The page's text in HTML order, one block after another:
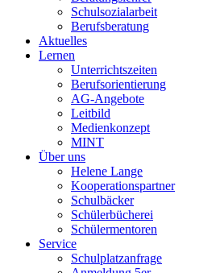
Schulsozialarbeit
Berufsberatung
Aktuelles
Lernen
Unterrichtszeiten
Berufsorientierung
AG-Angebote
Leitbild
Medienkonzept
MINT
Über uns
Helene Lange
Kooperationspartner
Schulbäcker
Schülerbücherei
Schülermentoren
Service
Schulplatzanfrage